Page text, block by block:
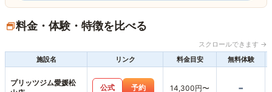
料金・体験・特徴を比べる
スクロールできます →
施設名
リンク 料金目安 無料体験
プリッツジム愛媛松
公式 予約 14,300円〜 -